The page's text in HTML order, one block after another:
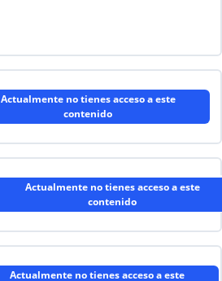
Actualmente no tienes acceso a este
contenido
Actualmente no tienes acceso a este
contenido
Actualmente no tienes acceso a este